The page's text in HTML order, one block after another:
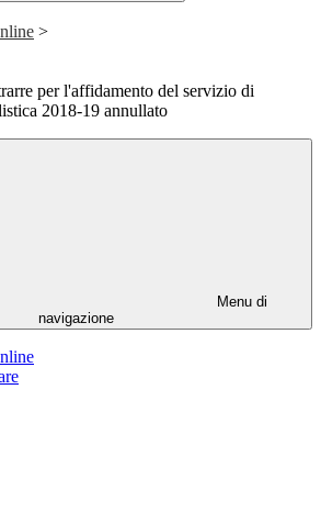
>
per l'affidamento del servizio di
2018-19 annullato
Menu di
navigazione